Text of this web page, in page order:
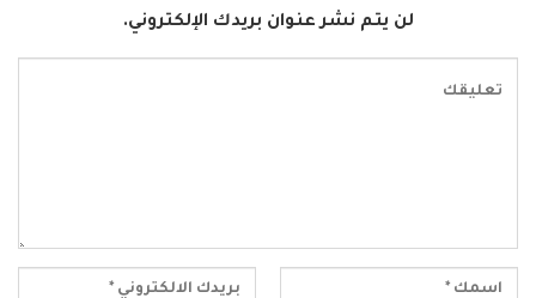
لن يتم نشر عنوان بريدك الإلكتروني.